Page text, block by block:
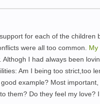
for each of the children
were all too common. My
Althogh I had always been
Am I being too strict,too
example? Most
them? Do they feel my love?